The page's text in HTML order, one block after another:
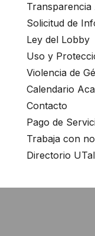
Transparencia
Solicitud de
Ley del Lobby
Uso y
Violencia de
Calendario
Contacto
Pago de
Trabaja con
Directorio